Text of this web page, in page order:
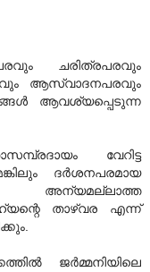
ചരിത്രപരവും
ആസ്വാദനപരവും
ആവശ്യപ്പെടുന്ന
വേറിട്ട
ദര്‍ശനപരമായ
താഴ്‌വര എന്ന്
ജര്‍മ്മനിയിലെ